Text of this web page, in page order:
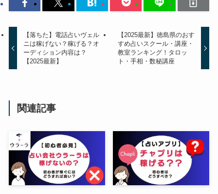
【落ちた】電話占いヴェル
ニは稼げない？稼げる？オ
ーディション内容は？
【2025最新】
【2025最新】徳島県のおす
すめ占いスクール・講座・
教室ランキング！タロッ
ト・手相・数秘講座
関連記事